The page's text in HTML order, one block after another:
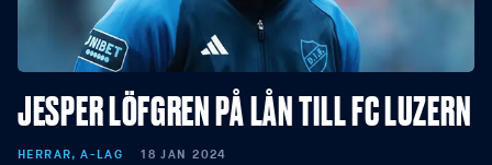
JESPER LÖFGREN PÅ LÅN TILL FC LUZERN
HERRAR, A-LAG 18 JAN 2024